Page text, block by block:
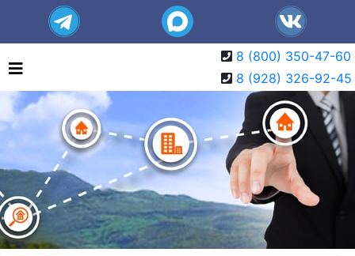
8 (800) 350-47-60
8 (928) 326-92-45